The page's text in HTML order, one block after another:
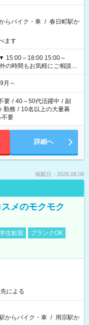
らバイク・車 / 春日町駅か
ます
月～
要 / 40～50代活躍中 / 副
勤務 / 10名以上の大量募
不要
詳細へ
掲載日：2026.08.08
メのモクモク
生歓迎
ブランクOK
による
からバイク・車 / 用宗駅か